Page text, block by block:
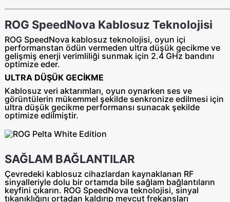
ROG SpeedNova Kablosuz Teknolojisi
ROG SpeedNova kablosuz teknolojisi, oyun içi
performanstan ödün vermeden ultra düşük gecikme ve
gelişmiş enerji verimliliği sunmak için 2.4 GHz bandını
optimize eder.
ULTRA DÜŞÜK GECİKME
Kablosuz veri aktarımları, oyun oynarken ses ve
görüntülerin mükemmel şekilde senkronize edilmesi için
ultra düşük gecikme performansı sunacak şekilde
optimize edilmiştir.
SAĞLAM BAĞLANTILAR
Çevredeki kablosuz cihazlardan kaynaklanan RF
sinyalleriyle dolu bir ortamda bile sağlam bağlantıların
keyfini çıkarın. ROG SpeedNova teknolojisi, sinyal
tıkanıklığını ortadan kaldırıp mevcut frekansları